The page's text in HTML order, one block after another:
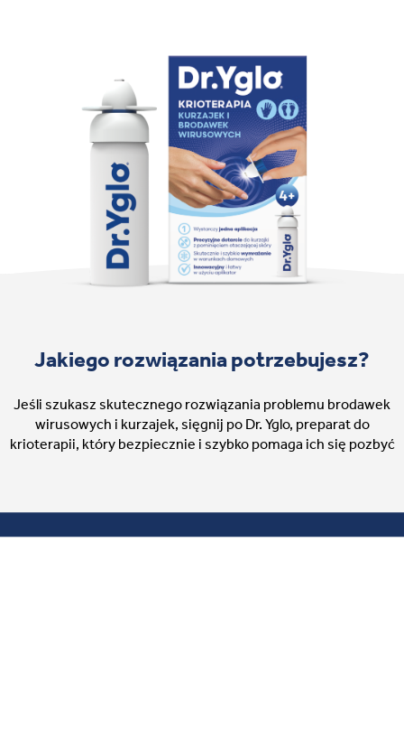
Jakiego rozwiązania potrzebujesz?
Jeśli szukasz skutecznego rozwiązania problemu brodawek
wirusowych i kurzajek, sięgnij po Dr. Yglo, preparat do
krioterapii, który bezpiecznie i szybko pomaga ich się pozbyć